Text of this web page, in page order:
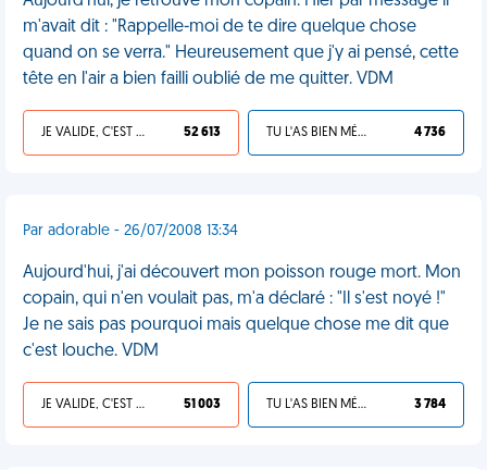
m'avait dit : "Rappelle-moi de te dire quelque chose
quand on se verra." Heureusement que j'y ai pensé, cette
tête en l'air a bien failli oublié de me quitter. VDM
JE VALIDE, C'EST UNE VDM 52 613 TU L'AS BIEN MÉRITÉ 4 736
Par adorable - 26/07/2008 13:34
Aujourd'hui, j'ai découvert mon poisson rouge mort. Mon
copain, qui n'en voulait pas, m'a déclaré : "Il s'est noyé !"
Je ne sais pas pourquoi mais quelque chose me dit que
c'est louche. VDM
JE VALIDE, C'EST UNE VDM 51 003 TU L'AS BIEN MÉRITÉ 3 784